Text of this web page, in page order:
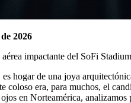
2026
hogar de una joya
coloso era, para muchos, el
en Norteamérica,